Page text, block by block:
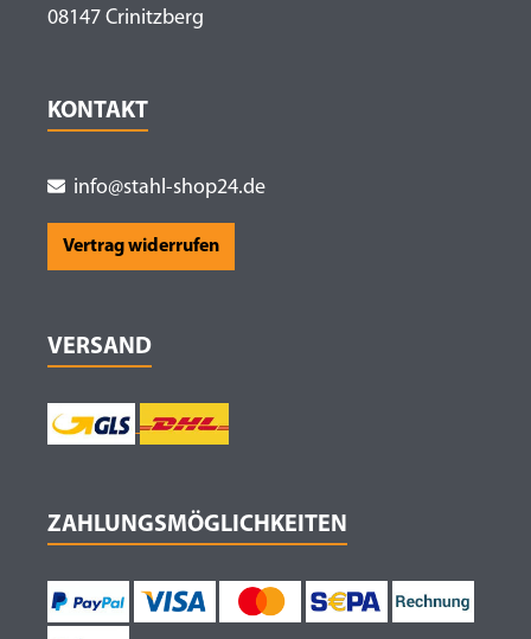
08147 Crinitzberg
KONTAKT
info@stahl-shop24.de
Vertrag widerrufen
VERSAND
ZAHLUNGSMÖGLICHKEITEN